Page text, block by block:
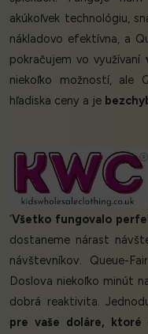
akúkoľvek technológiu,
nákladovo efektívna, a
pokračujem vo využívaní
niekoľko možností, ale
hľadiska ceny a je
‘Všetko fungovalo
dostaneme nárast
návštevníkov. Queue-
Doslova niekoľko minút
dobrá reaktivita.
pre vaše doláre, ktoré